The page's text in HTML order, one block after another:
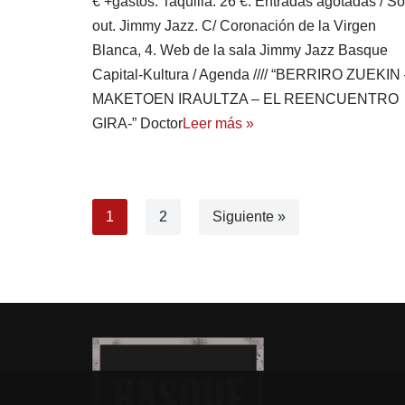
out. Jimmy Jazz. C/ Coronación de la Virgen
Blanca, 4. Web de la sala Jimmy Jazz Basque
Capital-Kultura / Agenda //// “BERRIRO ZUEKIN
MAKETOEN IRAULTZA – EL REENCUENTRO
GIRA-” DoctorLeer más »
1 2 Siguiente »